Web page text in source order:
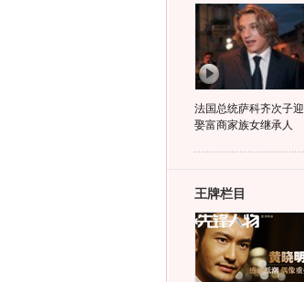
法国总统萨科齐次子迎
娶富商家族女继承人
王牌栏目